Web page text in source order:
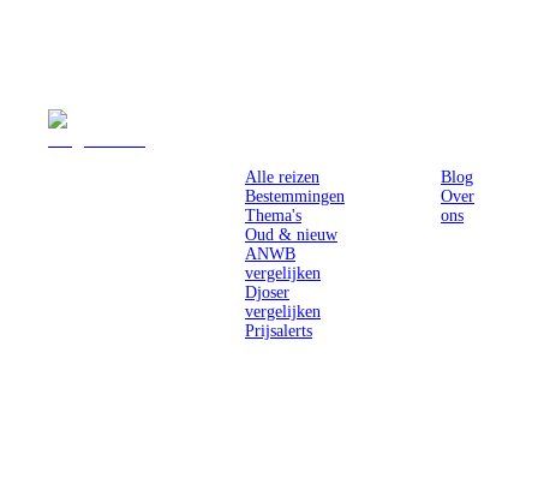
Alle reizen
Bestemmingen
Thema's
Oud & nieuw
ANWB
vergelijken
Djoser
vergelijken
Prijsalerts
Blog
Over
ons